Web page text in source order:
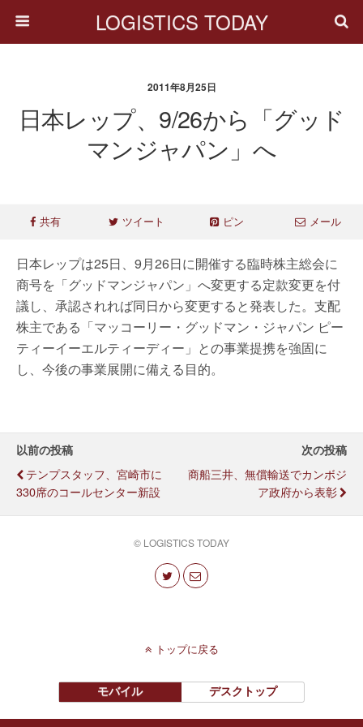
LOGISTICS TODAY
2011年8月25日
日本レップ、9/26から「グッド
マンジャパン」へ
共有 ツイート ピン メール
日本レップは25日、9月26日に開催する臨時株主総会に
商号を「グッドマンジャパン」へ変更する定款変更を付
議し、承認されれば同日から変更すると発表した。支配
株主である「マッコーリー・グッドマン・ジャパン ピー
ティーイーエルティーディー」との事業提携を強固に
し、今後の事業展開に備える目的。
以前の投稿
テンプスタッフ、宮崎市に
330席のコールセンター新設
次の投稿
商船三井、無償輸送でカンボジ
ア政府から表彰
© LOGISTICS TODAY
トップに戻る
モバイル デスクトップ